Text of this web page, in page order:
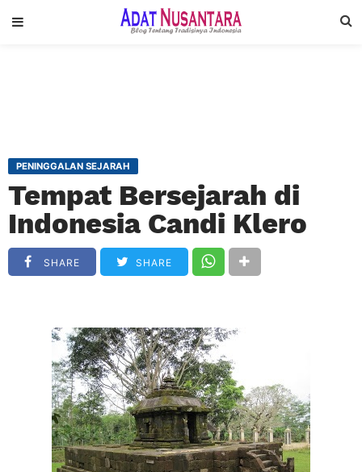
PENINGGALAN SEJARAH
Tempat Bersejarah di
Indonesia Candi Klero
SHARE SHARE